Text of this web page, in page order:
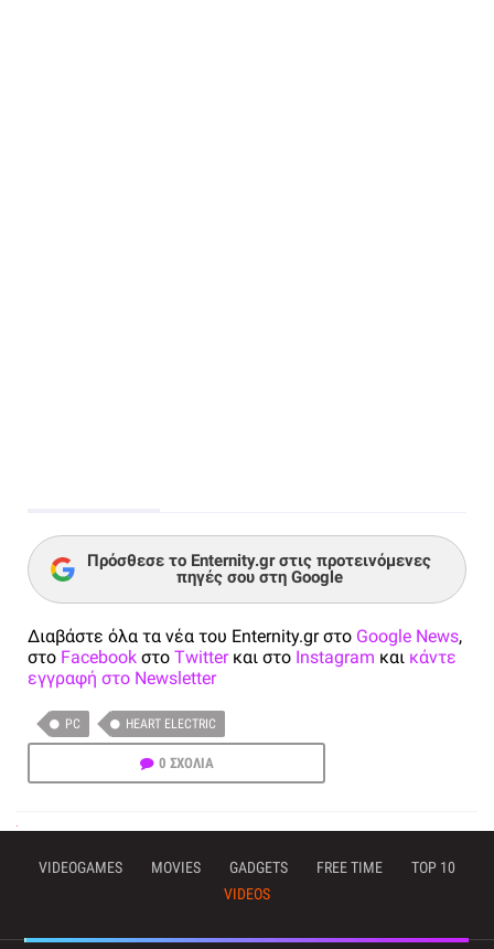
Πρόσθεσε το Enternity.gr στις προτεινόμενες
πηγές σου στη Google
Διαβάστε όλα τα νέα του Enternity.gr στο Google News,
στο Facebook στο Twitterκαι στο Instagram και κάντε
εγγραφή στο Newsletter
PC HEART ELECTRIC
0 ΣΧΟΛΙΑ
VIDEOGAMES MOVIES GADGETS FREE TIME
TOP 10
VIDEOS